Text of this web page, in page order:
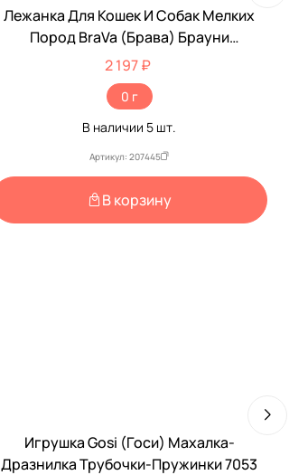
Лежанка Для Кошек И Собак Мелких
Пород BraVa (Брава) Брауни
50*42*20см 10460
2 197 ₽
0 г
В наличии 5 шт.
Артикул: 207445
В корзину
-15%
Игрушка Gosi (Госи) Махалка-
Дразнилка Трубочки-Пружинки 7053